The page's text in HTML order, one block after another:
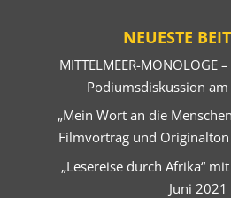
NEUESTE
MITTELMEER-MONOLOGE
Podiumsdiskussion am
„Mein Wort an die
Filmvortrag und Originalton
„Lesereise durch Afrika“
Juni 2021